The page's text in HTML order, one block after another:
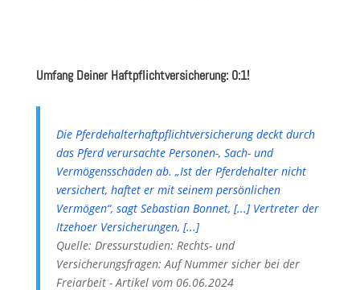
Umfang Deiner Haftpflichtversicherung: 0:1!
Die Pferdehalterhaftpflichtversicherung deckt durch
das Pferd verursachte Personen-, Sach- und
Vermögensschäden ab. „Ist der Pferdehalter nicht
versichert, haftet er mit seinem persönlichen
Vermögen“, sagt Sebastian Bonnet, [...] Vertreter der
Itzehoer Versicherungen, [...]
Quelle: Dressurstudien: Rechts- und
Versicherungsfragen: Auf Nummer sicher bei der
Freiarbeit - Artikel vom 06.06.2024